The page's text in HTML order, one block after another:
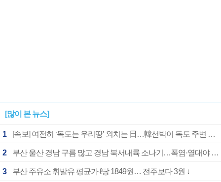
[많이 본 뉴스]
1 [속보] 여전히 ‘독도는 우리땅’ 외치는 日…韓선박이 독도 주변 해양조사 활동하자 반발
2 부산 울산 경남 구름 많고 경남 북서내륙 소나기…폭염·열대야 계속
3 부산 주유소 휘발유 평균가 ℓ당 1849원… 전주보다 3원 ↓